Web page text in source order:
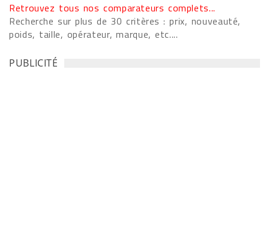
Retrouvez tous nos comparateurs complets...
Recherche sur plus de 30 critères : prix, nouveauté,
poids, taille, opérateur, marque, etc....
PUBLICITÉ